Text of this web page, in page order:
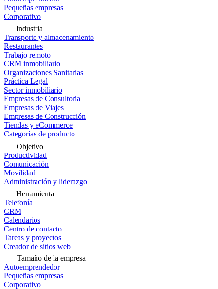
Pequeñas empresas
Corporativo
Industria
Transporte y almacenamiento
Restaurantes
Trabajo remoto
CRM inmobiliario
Organizaciones Sanitarias
Práctica Legal
Sector inmobiliario
Empresas de Consultoría
Empresas de Viajes
Empresas de Construcción
Tiendas y eCommerce
Categorías de producto
Objetivo
Productividad
Comunicación
Movilidad
Administración y liderazgo
Herramienta
Telefonía
CRM
Calendarios
Centro de contacto
Tareas y proyectos
Creador de sitios web
Tamaño de la empresa
Autoemprendedor
Pequeñas empresas
Corporativo